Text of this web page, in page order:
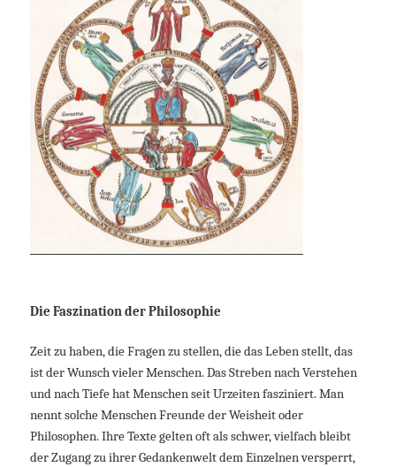
Die Faszination der Philosophie
Zeit zu haben, die Fragen zu stellen, die das Leben stellt, das
ist der Wunsch vieler Menschen. Das Streben nach Verstehen
und nach Tiefe hat Menschen seit Urzeiten fasziniert. Man
nennt solche Menschen Freunde der Weisheit oder
Philosophen. Ihre Texte gelten oft als schwer, vielfach bleibt
der Zugang zu ihrer Gedankenwelt dem Einzelnen versperrt,